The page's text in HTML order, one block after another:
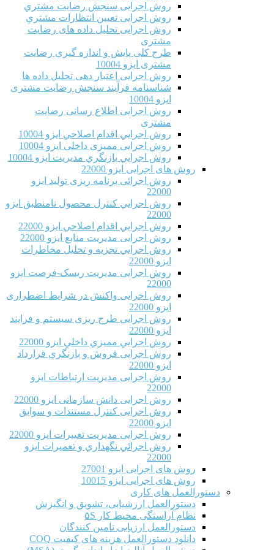
روش اجرایی سنجش رضایت مشتري
روش اجرایی تعیین انتظارات مشتري
روش اجرایی تحلیل داده های رضایت
مشتری
طرح کلی پایش و اندازه گیری رضایت
مشتری ایزو 10004
روش اجرایی اعتبار دهی تحلیل داده ها
شناسنامه فرآیند سنجش رضایت مشتری
ایزو 10004
روش اجرایی اطلاع رسانی رضایت
مشتری
روش اجرايي اقدام اصلاحي ایزو 10004
روش اجرایی ممیزی داخلی ایزو 10004
روش اجرايي بازنگري مديريت ایزو 10004
روش های اجرایی ایزو 22000
روش اجرائی برنامه ريزی توليد ایزو
22000
روش اجرايي كنترل محصول نامنطبق ایزو
22000
روش اجرايي اقدام اصلاحي ایزو 22000
روش اجرایی مدیریت منابع ایزو 22000
روش اجرايي تجزیه و تحلیل مخاطرات
ایزو 22000
روش اجرایی مدیریت ریسک-فرصت ایزو
22000
روش اجرایی واکنش در شرایط اضطراری
ایزو 22000
روش اجرایی طرح ریزی سیستم و فرایند
ایزو 22000
روش اجرايي مميزي داخلي ایزو 22000
روش اجرایی فروش و بازنگري قرارداد
ایزو 22000
روش اجرایی مدیریت ارتباطات ایزو
22000
روش اجرایی دانش سازمانی ایزو 22000
روش اجرایی کنترل مستندات و سوابق
ایزو 22000
روش اجرایی مدیریت تغییرات ایزو 22000
روش اجرائي نگهداري و تعميرات ایزو
22000
روش های اجرایی ایزو 27001
روش های اجرایی ایزو 10015
دستورالعمل های کاری
دستورالعمل ارزشیابی، تشویق و انگیزش
نظام آراستگی محیط کار ۵S
دستورالعمل ارزیابی تامین کنندگان
دانلود دستورالعمل هزینه های کیفیت COQ